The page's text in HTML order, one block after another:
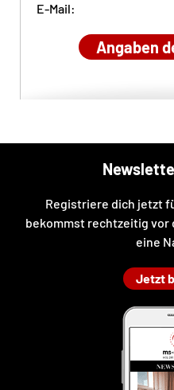
E-Mail:
Angaben
Registriere dich jetzt
bekommst rechtzeitig
eine
Jetzt